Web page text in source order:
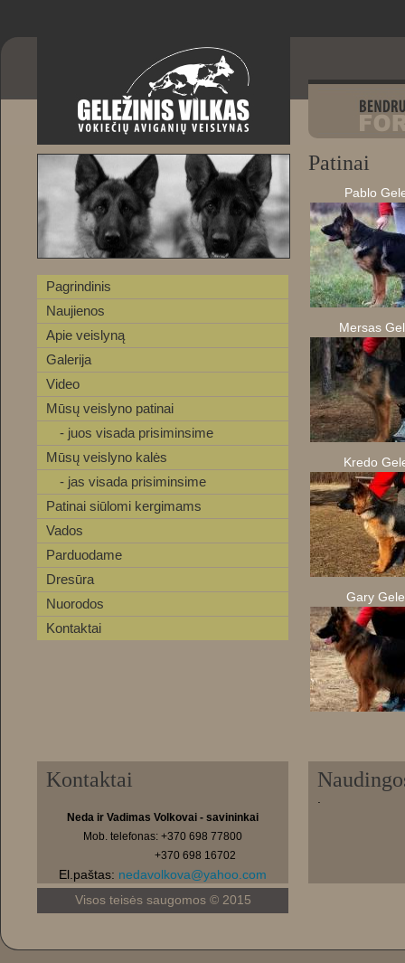
Pagrindinis
Naujienos
Apie veislyną
Galerija
Video
Mūsų veislyno patinai
- juos visada prisiminsime
Mūsų veislyno kalės
- jas visada prisiminsime
Patinai siūlomi kergimams
Vados
Parduodame
Dresūra
Nuorodos
Kontaktai
Patinai
Pablo
Mersas
Kredo
Gary
Kontaktai
Neda ir Vadimas Volkovai - savininkai
Mob. telefonas: +370 698 77800
+370 698 16702
El.paštas: nedavolkova@yahoo.com
Visos teisės saugomos © 2015